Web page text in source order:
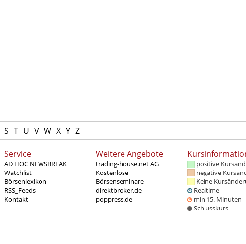
S T U V W X Y Z
Service
AD HOC NEWSBREAK
Watchlist
Börsenlexikon
RSS_Feeds
Kontakt
Weitere Angebote
trading-house.net AG
Kostenlose
Börsenseminare
direktbroker.de
poppress.de
positive
negative
Keine
Realtime
min 15. Minuten
Schlusskurs